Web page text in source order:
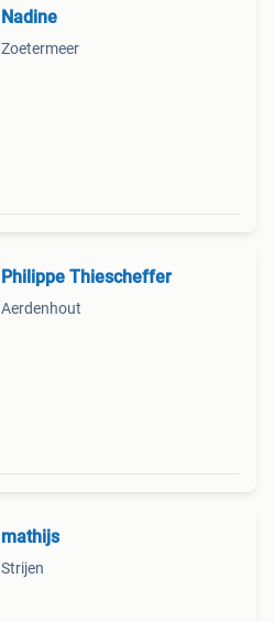
Nadine
Zoetermeer
Philippe Thiescheffer
Aerdenhout
mathijs
Strijen